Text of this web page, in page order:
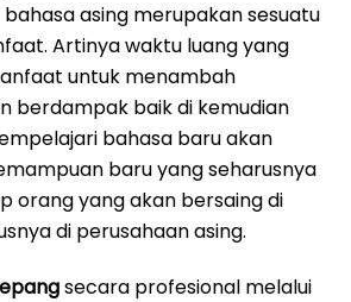
asing merupakan sesuatu
Artinya waktu luang yang
untuk menambah
berdampak baik di kemudian
bahasa baru akan
baru yang seharusnya
orang yang akan bersaing di
di perusahaan asing.
secara profesional melalui